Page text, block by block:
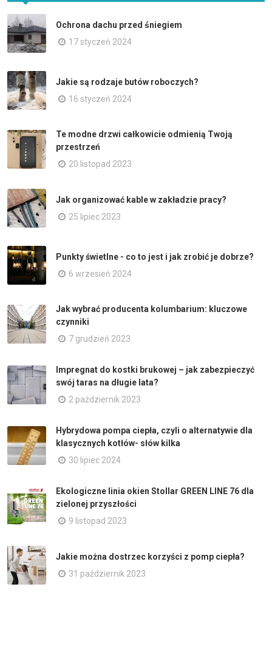
Ochrona dachu przed śniegiem
17 styczeń 2024
Jakie są rodzaje butów roboczych?
16 styczeń 2024
Te modne drzwi całkowicie odmienią Twoją
przestrzeń
20 listopad 2023
Jak organizować kable w zakładzie pracy?
25 lipiec 2023
Punkty świetlne - co to jest i jak zrobić je dobrze?
6 wrzesień 2024
Jak wybrać producenta kolumbarium: kluczowe
czynniki
7 grudzień 2023
Impregnat do kostki brukowej – jak zabezpieczyć
swój taras na długie lata?
2 październik 2023
Hybrydowa pompa ciepła, czyli o alternatywie dla
klasycznych kotłów- słów kilka
30 lipiec 2024
Ekologiczne linia okien Stollar GREEN LINE 76 dla
zielonej przyszłości
9 listopad 2023
Jakie można dostrzec korzyści z pomp ciepła?
31 październik 2023